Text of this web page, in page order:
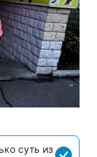
суть из